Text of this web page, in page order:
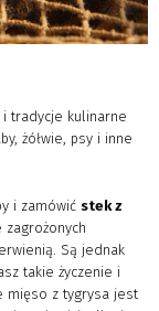
i tradycje kulinarne
żółwie, psy i inne
i zamówić stek z
Są jednak
takie życzenie i
mięso z tygrysa jest